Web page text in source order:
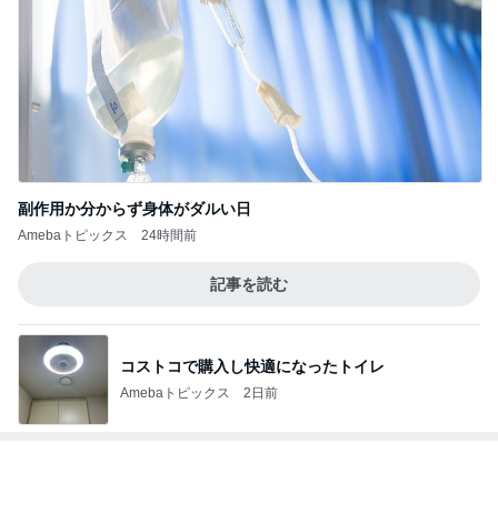
副作用か分からず身体がダルい日
Amebaトピックス 24時間前
記事を読む
コストコで購入し快適になったトイレ
Amebaトピックス 2日前